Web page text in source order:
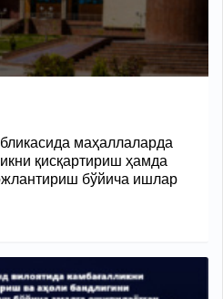
маҳаллаларда
қисқартириш ҳамда
бўйича ишлар